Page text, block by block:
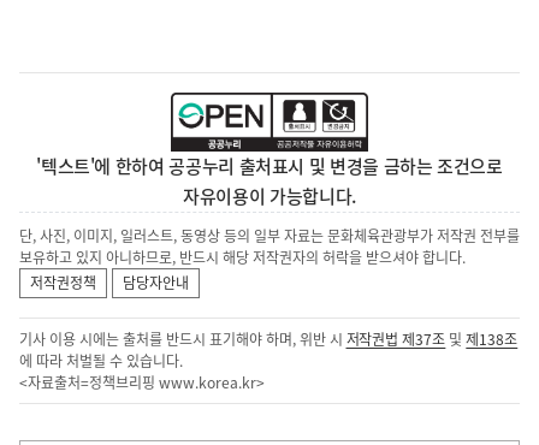
'텍스트'에 한하여 공공누리 출처표시 및 변경을 금하는 조건으로
자유이용이 가능합니다.
단, 사진, 이미지, 일러스트, 동영상 등의 일부 자료는 문화체육관광부가 저작권 전부를
보유하고 있지 아니하므로, 반드시 해당 저작권자의 허락을 받으셔야 합니다.
저작권정책
담당자안내
기사 이용 시에는 출처를 반드시 표기해야 하며, 위반 시 저작권법 제37조 및제138조
에 따라 처벌될 수 있습니다.
<자료출처=정책브리핑 www.korea.kr>